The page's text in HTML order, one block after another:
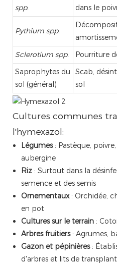
spp.
dans le
Pythium spp.
Sclerotium spp.
Pourriture
Saprophytes du
sol (général)
Scab,
sol
Cultures communes
l'hymexazol:
Légumes : Pastèque,
aubergine
Riz : Surtout dans la
semence et des semis
Ornementaux : Orchidée,
en pot
Cultures sur le terrain :
Arbres fruitiers : Agrumes,
Gazon et pépinières :
d'arbres et lits de